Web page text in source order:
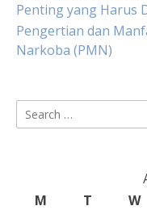
Penting yang Harus
Pengertian dan
Narkoba (PMN)
Search
for:
M
T W